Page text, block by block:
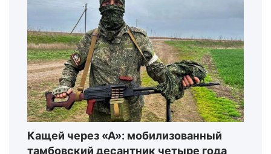
Кащей через «А»: мобилизованный
тамбовский десантник четыре года